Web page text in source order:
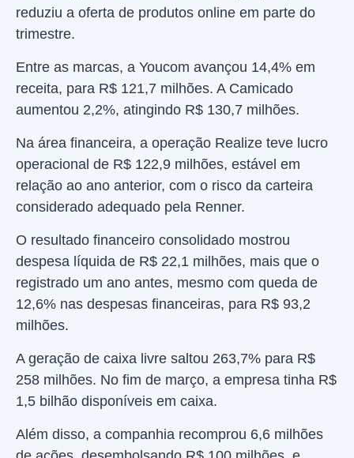
reduziu a oferta de produtos online em parte do
trimestre.
Entre as marcas, a Youcom avançou 14,4% em
receita, para R$ 121,7 milhões. A Camicado
aumentou 2,2%, atingindo R$ 130,7 milhões.
Na área financeira, a operação Realize teve lucro
operacional de R$ 122,9 milhões, estável em
relação ao ano anterior, com o risco da carteira
considerado adequado pela Renner.
O resultado financeiro consolidado mostrou
despesa líquida de R$ 22,1 milhões, mais que o
registrado um ano antes, mesmo com queda de
12,6% nas despesas financeiras, para R$ 93,2
milhões.
A geração de caixa livre saltou 263,7% para R$
258 milhões. No fim de março, a empresa tinha R$
1,5 bilhão disponíveis em caixa.
Além disso, a companhia recomprou 6,6 milhões